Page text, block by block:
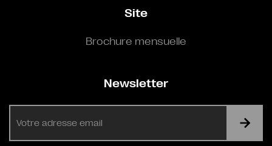
Site
Brochure mensuelle
Newsletter